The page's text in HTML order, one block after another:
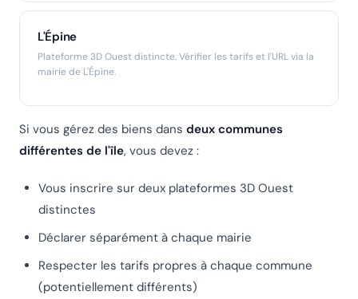
L'Épine
Plateforme 3D Ouest distincte. Vérifier les tarifs et l'URL via la
mairie de L'Épine.
Si vous gérez des biens dans deux communes
différentes de l'île, vous devez :
Vous inscrire sur deux plateformes 3D Ouest
distinctes
Déclarer séparément à chaque mairie
Respecter les tarifs propres à chaque commune
(potentiellement différents)